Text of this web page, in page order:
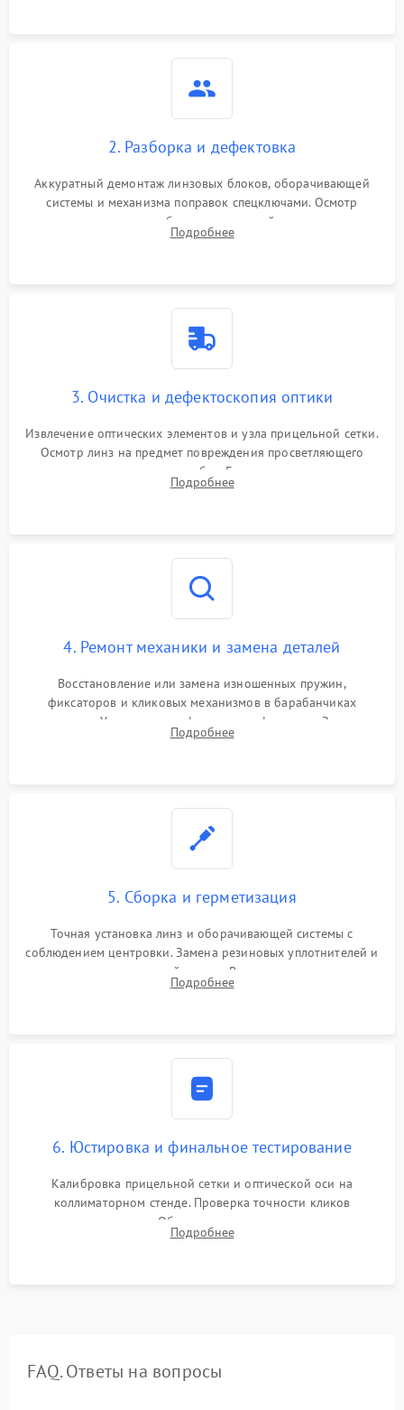
2. Разборка и дефектовка
Аккуратный демонтаж линзовых блоков, оборачивающей
системы и механизма поправок спецключами. Осмотр
внутренних резьбовых соединений, пружин и
уплотнительных колец. Поиск причин люфта, смещения
Подробнее
3. Очистка и дефектоскопия оптики
Извлечение оптических элементов и узла прицельной сетки.
Осмотр линз на предмет повреждения просветляющего
покрытия или появления грибка. Бережная очистка стекол
спецрастворами. Проверка целостности гравированной
Подробнее
4. Ремонт механики и замена деталей
Восстановление или замена изношенных пружин,
фиксаторов и кликовых механизмов в барабанчиках
поправок. Устранение люфтов в трансфокаторе. Замена
поврежденных линз, разбитой сетки или восстановление
Подробнее
5. Сборка и герметизация
Точная установка линз и оборачивающей системы с
соблюдением центровки. Замена резиновых уплотнителей и
нанесение влагозащитной смазки. Вакуумирование корпуса
и заполнение его осушенным азотом или аргоном для
Подробнее
6. Юстировка и финальное тестирование
Калибровка прицельной сетки и оптической оси на
коллиматорном стенде. Проверка точности кликов
механизма поправок. Обязательное испытание прицела на
ударном стенде для проверки устойчивости к отдаче и
Подробнее
FAQ. Ответы на вопросы